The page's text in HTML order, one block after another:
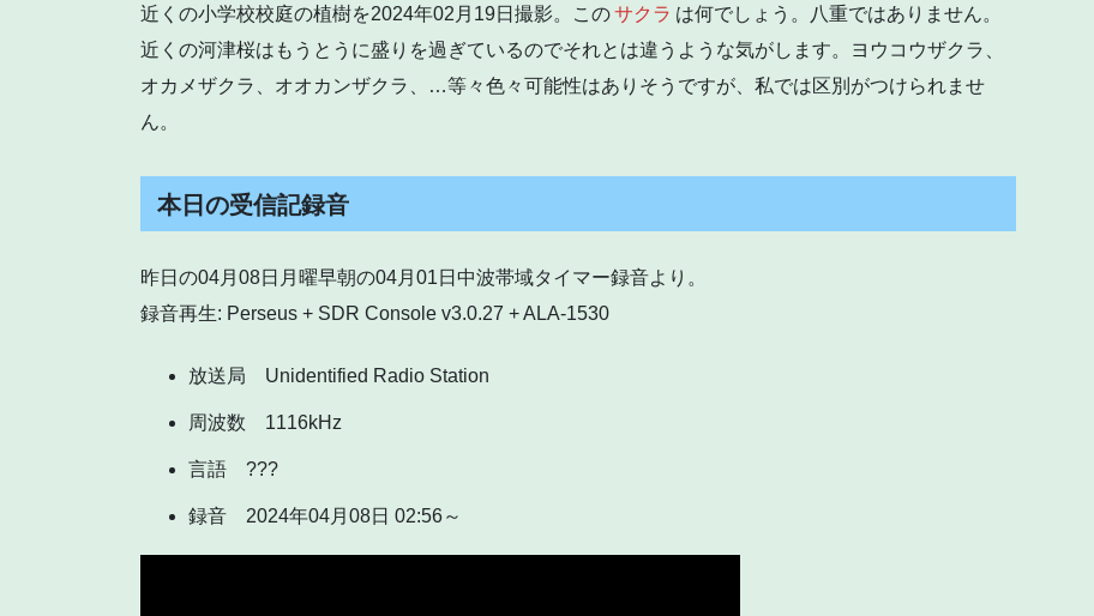
近くの小学校校庭の植樹を2024年02月19日撮影。このサクラ は何でしょう。八重ではありません。
近くの河津桜はもうとうに盛りを過ぎているのでそれとは違うような気がします。ヨウコウザクラ、
オカメザクラ、オオカンザクラ、…等々色々可能性はありそうですが、私では区別がつけられませ
ん。
本日の受信記録音
昨日の04月08日月曜早朝の04月01日中波帯域タイマー録音より。
録音再生: Perseus + SDR Console v3.0.27 + ALA-1530
放送局 Unidentified Radio Station
周波数 1116kHz
言語 ???
録音 2024年04月08日 02:56～